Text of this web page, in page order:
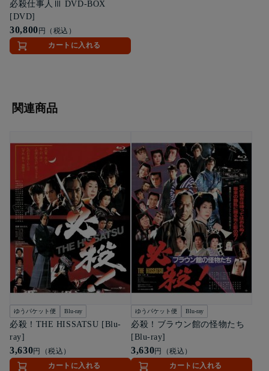
必殺仕事人Ⅲ DVD-BOX
[DVD]
30,800円（税込）
カートに入れる
関連商品
ゆうパケット便 Blu-ray
必殺！THE HISSATSU [Blu-
ray]
3,630円（税込）
カートに入れる
ゆうパケット便 Blu-ray
必殺！ブラウン館の怪物たち
[Blu-ray]
3,630円（税込）
カートに入れる